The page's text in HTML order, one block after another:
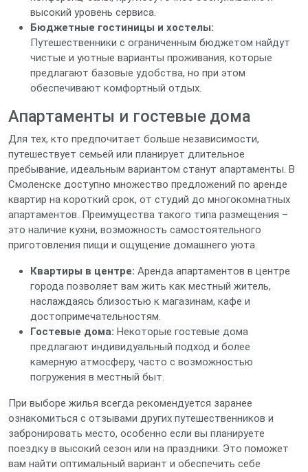
высокий уровень сервиса.
Бюджетные гостиницы и хостелы:
Путешественники с ограниченным бюджетом найдут
чистые и уютные варианты проживания, которые
предлагают базовые удобства, но при этом
обеспечивают комфортный отдых.
Апартаменты и гостевые дома
Для тех, кто предпочитает больше независимости,
путешествует семьей или планирует длительное
пребывание, идеальным вариантом станут апартаменты. В
Смоленске доступно множество предложений по аренде
квартир на короткий срок, от студий до многокомнатных
апартаментов. Преимущества такого типа размещения –
это наличие кухни, возможность самостоятельного
приготовления пищи и ощущение домашнего уюта.
Квартиры в центре: Аренда апартаментов в центре
города позволяет вам жить как местный житель,
наслаждаясь близостью к магазинам, кафе и
достопримечательностям.
Гостевые дома: Некоторые гостевые дома
предлагают индивидуальный подход и более
камерную атмосферу, часто с возможностью
погружения в местный быт.
При выборе жилья всегда рекомендуется заранее
ознакомиться с отзывами других путешественников и
забронировать место, особенно если вы планируете
поездку в высокий сезон или на праздники. Это поможет
вам найти оптимальный вариант и обеспечить себе